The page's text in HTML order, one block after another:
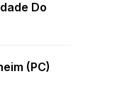
Do
(PC)